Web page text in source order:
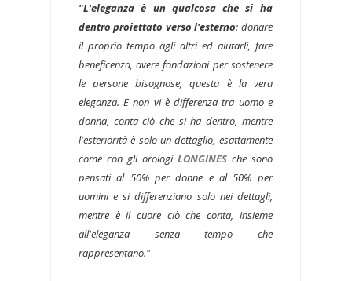
"L'eleganza è un qualcosa che si ha
dentro proiettato verso l'esterno: donare
il proprio tempo agli altri ed aiutarli, fare
beneficenza, avere fondazioni per sostenere
le persone bisognose, questa è la vera
eleganza. E non vi è differenza tra uomo e
donna, conta ciò che si ha dentro, mentre
l'esteriorità è solo un dettaglio, esattamente
come con gli orologi LONGINES che sono
pensati al 50% per donne e al 50% per
uomini e si differenziano solo nei dettagli,
mentre è il cuore ciò che conta, insieme
all'eleganza senza tempo che
rappresentano."